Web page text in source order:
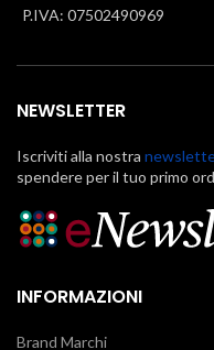
P.IVA: 07502490969
NEWSLETTER
Iscriviti alla nostra
spendere per il tuo primo
INFORMAZIONI
Brand Marchi